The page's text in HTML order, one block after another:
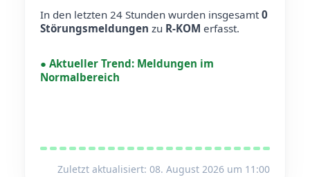
In den letzten 24 Stunden wurden insgesamt0
Störungsmeldungen zu R-KOM erfasst.
● Aktueller Trend: Meldungen im
Normalbereich
Zuletzt aktualisiert: 08. August 2026 um 11:00